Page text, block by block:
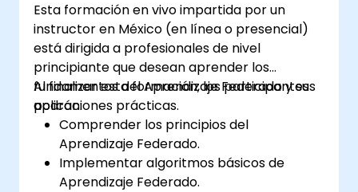
Esta formación en vivo impartida por un
instructor en México (en línea o presencial)
está dirigida a profesionales de nivel
principiante que desean aprender los
fundamentos del Aprendizaje Federado y sus
aplicaciones prácticas.
Al finalizar esta formación, los participantes
podrán:
Comprender los principios del
Aprendizaje Federado.
Implementar algoritmos básicos de
Aprendizaje Federado.